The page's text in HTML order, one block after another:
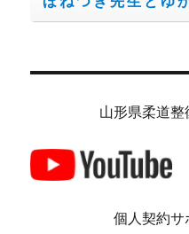
山形県柔道
個人契約サ